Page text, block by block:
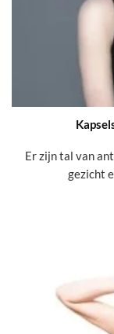
Er zijn tal van
gezicht